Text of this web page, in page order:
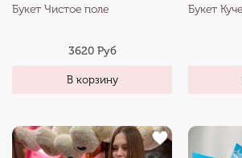
Букет Чистое поле
3620 Руб
В корзину
Букет